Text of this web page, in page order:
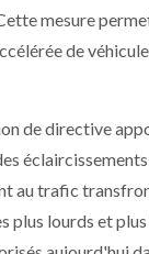
mesure
de
de directive
éclaircissements
au trafic
plus lourds et plus